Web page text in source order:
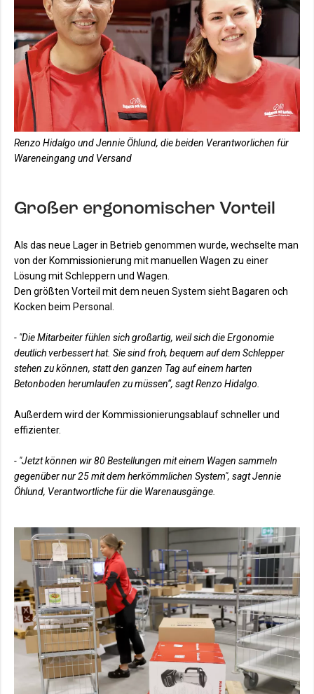
Renzo Hidalgo und Jennie Öhlund, die beiden Verantworlichen für
Wareneingang und Versand
Großer ergonomischer Vorteil
Als das neue Lager in Betrieb genommen wurde, wechselte man
von der Kommissionierung mit manuellen Wagen zu einer
Lösung mit Schleppern und Wagen.
Den größten Vorteil mit dem neuen System sieht Bagaren och
Kocken beim Personal.
- "Die Mitarbeiter fühlen sich großartig, weil sich die Ergonomie
deutlich verbessert hat. Sie sind froh, bequem auf dem Schlepper
stehen zu können, statt den ganzen Tag auf einem harten
Betonboden herumlaufen zu müssen“, sagt Renzo Hidalgo.
Außerdem wird der Kommissionierungsablauf schneller und
effizienter.
- "Jetzt können wir 80 Bestellungen mit einem Wagen sammeln
gegenüber nur 25 mit dem herkömmlichen System", sagt Jennie
Öhlund, Verantwortliche für die Warenausgänge.